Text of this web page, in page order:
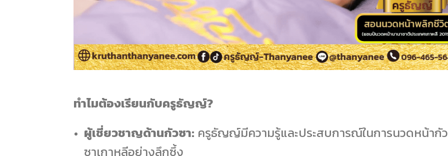
ทำไมต้องเรียนกับครูธัญญ์?
ผู้เชี่ยวชาญด้านกัวซา: ครูธัญญ์มีความรู้และประสบการณ์ในการนวดหน้ากัว
ซาเกาหลีอย่างลึกซึ้ง